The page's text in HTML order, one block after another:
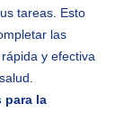
tareas. Esto
las
y efectiva
para la